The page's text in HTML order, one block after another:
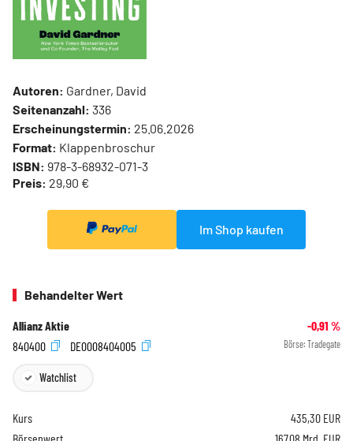
Autoren: Gardner, David
Seitenanzahl: 336
Erscheinungstermin: 25.06.2026
Format: Klappenbroschur
ISBN: 978-3-68932-071-3
Preis: 29,90 €
Im Shop kaufen
Behandelter Wert
Allianz Aktie -0,91 %
840400
DE0008404005 Börse: Tradegate
Watchlist
Kurs 435,30 EUR